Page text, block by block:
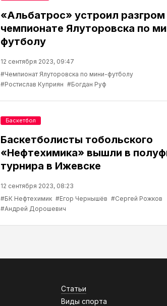
«Альбатрос» устроил разгром
чемпионате Ялуторовска по
футболу
12 сентября 2023, 09:47
#Чемпионат Ялуторовска по мини-футболу
#Ростислав Куприян #Богдан Руф
Баскетболисты тобольского
«Нефтехимика» вышли в
турнира в Ижевске
12 сентября 2023, 08:23
#БК Нефтехимик #Егор Чернышёв #Сергей Рожков
#Андрей Дорошевич
Баскетбол
Статьи
Виды спорта